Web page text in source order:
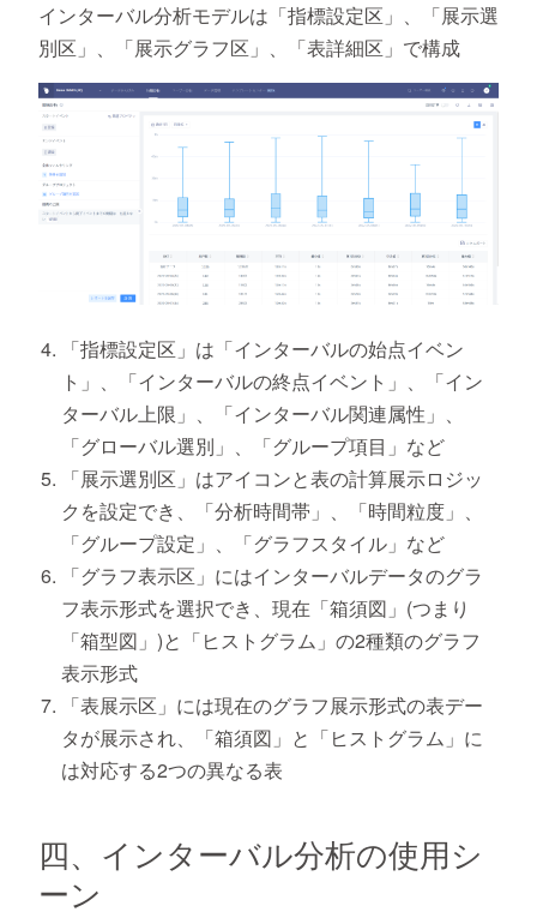
インターバル分析モデルは「指標設定区」、「展示選
別区」、「展示グラフ区」、「表詳細区」で構成
「指標設定区」は「インターバルの始点イベン
ト」、「インターバルの終点イベント」、「イン
ターバル上限」、「インターバル関連属性」、
「グローバル選別」、「グループ項目」など
「展示選別区」はアイコンと表の計算展示ロジッ
クを設定でき、「分析時間帯」、「時間粒度」、
「グループ設定」、「グラフスタイル」など
「グラフ表示区」にはインターバルデータのグラ
フ表示形式を選択でき、現在「箱須図」(つまり
「箱型図」)と「ヒストグラム」の2種類のグラフ
表示形式
「表展示区」には現在のグラフ展示形式の表デー
タが展示され、「箱須図」と「ヒストグラム」に
は対応する2つの異なる表
四、インターバル分析の使用シ
ーン